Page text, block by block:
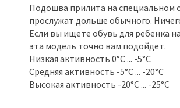
Подошва прилита на специальном
прослужат дольше обычного.
Если вы ищете обувь для ребенка
эта модель точно вам подойдет.
Низкая активность 0°С ... -5°С
Средняя активность -5°С ... -20°С
Высокая активность -20°С ... -25°С